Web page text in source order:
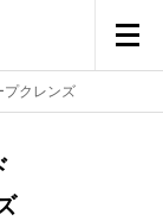
プクレンズ